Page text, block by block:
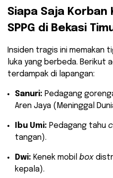
​Siapa Saja Korban
SPPG di Bekasi
​Insiden tragis ini memakan
luka yang berbeda. Berikut
terdampak di lapangan:
Sanuri: Pedagang
Aren Jaya (Meninggal
Ibu Umi: Pedagang tahu
tangan).
Dwi: Kenek mobil box
kepala).